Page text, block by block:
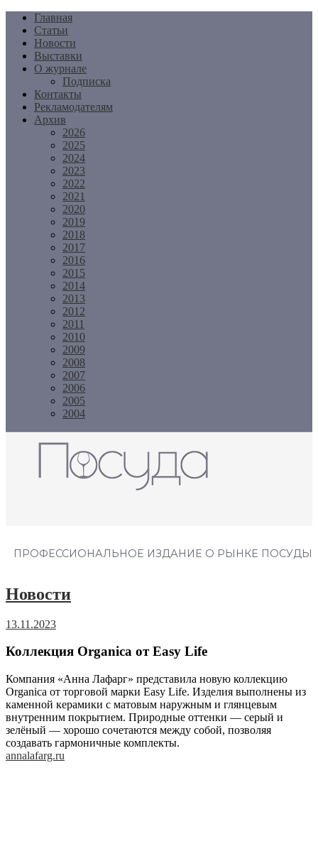
Перейти
содержимому
Главная
Статьи
Новости
Выставки
О журнале
Подписка
Контакты
Рекламодателям
Архив
2026
2025
2024
2023
2022
2021
2020
2019
2018
2017
2016
2015
2014
2013
2012
2011
2010
2009
2008
2007
2006
2005
2004
ПРОФЕССИОНАЛЬНОЕ ИЗДАНИЕ О РЫНКЕ ПОСУДЫ
Новости
13.11.2023
Коллекция Organica от Easy Life
Компания «Анна Лафарг» представила новую коллекцию
Organica от торговой марки Easy Life. Изделия выполнены из
каменной керамики с матовым наружным и глянцевым
внутренним покрытием. Природные оттенки — серый и
зелёный — хорошо сочетаются между собой, позволяя
создавать гармоничные комплекты.
annalafarg.ru